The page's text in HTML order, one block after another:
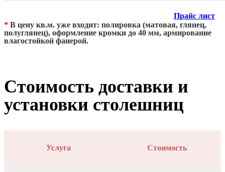
Прайс лист
* В цену кв.м. уже входит: полировка (матовая, глянец,
полуглянец), оформление кромки до 40 мм, армирование
влагостойкой фанерой.
Стоимость доставки и
установки столешниц
Услуга Стоимость